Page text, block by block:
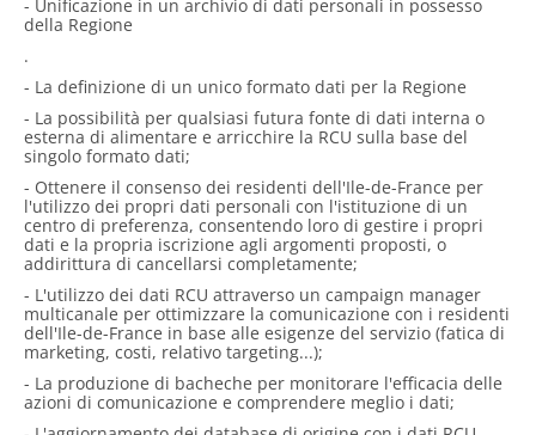
- Unificazione in un archivio di dati personali in possesso
della Regione
.
- La definizione di un unico formato dati per la Regione
- La possibilità per qualsiasi futura fonte di dati interna o
esterna di alimentare e arricchire la RCU sulla base del
singolo formato dati;
- Ottenere il consenso dei residenti dell'Ile-de-France per
l'utilizzo dei propri dati personali con l'istituzione di un
centro di preferenza, consentendo loro di gestire i propri
dati e la propria iscrizione agli argomenti proposti, o
addirittura di cancellarsi completamente;
- L'utilizzo dei dati RCU attraverso un campaign manager
multicanale per ottimizzare la comunicazione con i residenti
dell'Ile-de-France in base alle esigenze del servizio (fatica di
marketing, costi, relativo targeting...);
- La produzione di bacheche per monitorare l'efficacia delle
azioni di comunicazione e comprendere meglio i dati;